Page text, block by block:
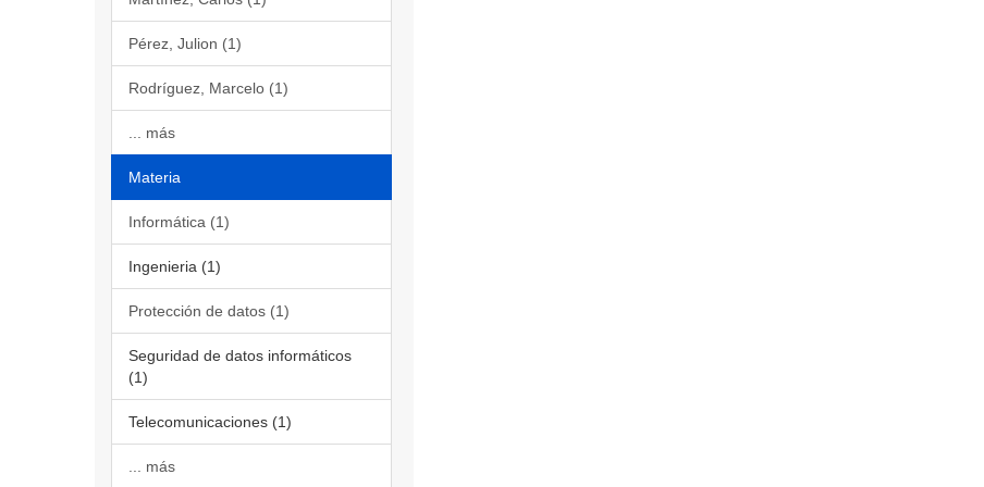
Pérez, Julion (1)
Rodríguez, Marcelo (1)
... más
Materia
Informática (1)
Ingenieria (1)
Protección de datos (1)
Seguridad de datos informáticos
(1)
Telecomunicaciones (1)
... más